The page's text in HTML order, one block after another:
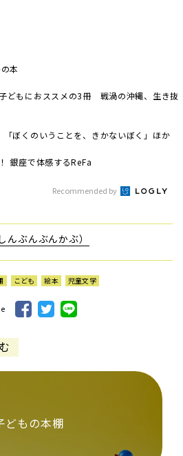
本
子どもにおススメの3冊 戦渦の沖縄、生き抜
ぼくのいうことを、きかないぼく」ほか
銀座で体感するReFa
Recommended by
ぶんぶんかぶ）
こども 絵本 児童文学
どもの本棚